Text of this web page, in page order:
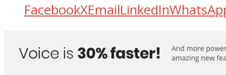
FacebookXEmailLinkedIn